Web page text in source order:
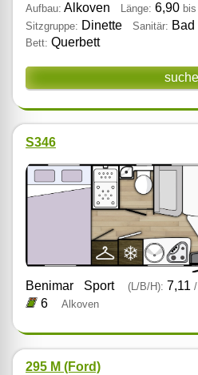
Aufbau: Alkoven Länge: 6,90 bis
Sitzgruppe: Dinette Sanitär: Bad
Bett: Querbett
S346
Benimar Sport (L/B/H): 7,11 /
6 Alkoven
295 M (Ford)